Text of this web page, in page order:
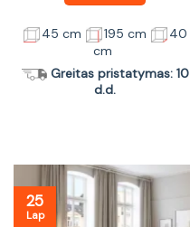
45 cm 195 cm
40
cm
Greitas pristatymas: 10
d.d.
25
Lap